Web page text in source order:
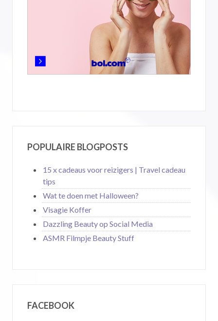
POPULAIRE BLOGPOSTS
15 x cadeaus voor reizigers | Travel cadeau
tips
Wat te doen met Halloween?
Visagie Koffer
Dazzling Beauty op Social Media
ASMR Filmpje Beauty Stuff
FACEBOOK